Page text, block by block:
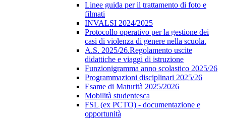
Linee guida per il trattamento di foto e
filmati
INVALSI 2024/2025
Protocollo operativo per la gestione dei
casi di violenza di genere nella scuola.
A.S. 2025/26.Regolamento uscite
didattiche e viaggi di istruzione
Funzionigramma anno scolastico 2025/26
Programmazioni disciplinari 2025/26
Esame di Maturità 2025/2026
Mobilità studentesca
FSL (ex PCTO) - documentazione e
opportunità